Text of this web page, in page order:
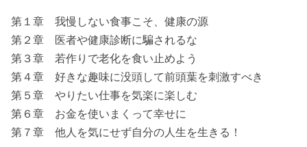
第１章 我慢しない食事こそ、健康の源
第２章 医者や健康診断に騙されるな
第３章 若作りで老化を食い止めよう
第４章 好きな趣味に没頭して前頭葉を刺激すべき
第５章 やりたい仕事を気楽に楽しむ
第６章 お金を使いまくって幸せに
第７章 他人を気にせず自分の人生を生きる！